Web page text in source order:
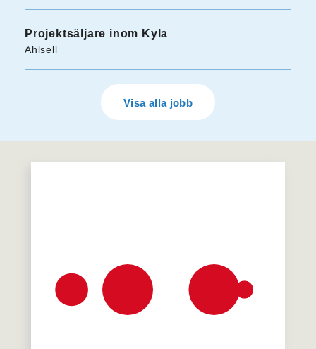
Projektsäljare inom Kyla
Ahlsell
Visa alla jobb